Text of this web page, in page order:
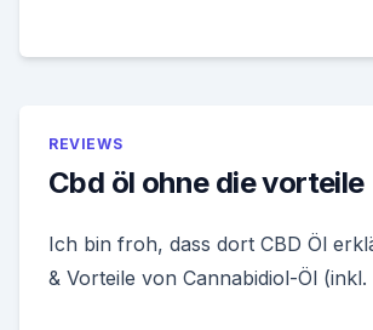
REVIEWS
Cbd öl ohne die vorteile
Ich bin froh, dass dort CBD Öl
& Vorteile von Cannabidiol-Öl (inkl.